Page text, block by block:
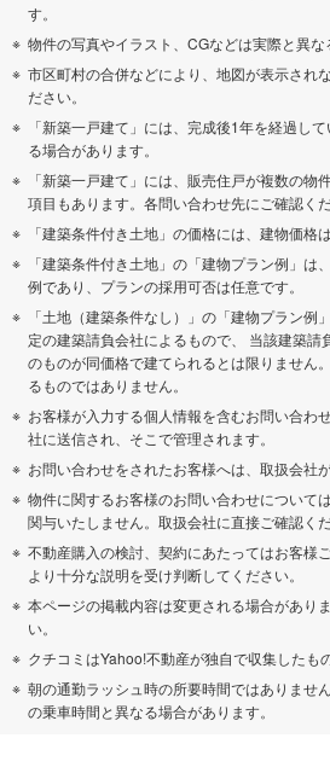
す。
物件の写真やイラスト、CGなどは実際と異な
市区町村の合併などにより、地図が表示され
ださい。
「新築一戸建て」には、完成後1年を経過し
る場合があります。
「新築一戸建て」には、販売住戸が複数の物
項目もあります。各問い合わせ先にご確認くだ
「建築条件付き土地」の価格には、建物価格
「建築条件付き土地」の「建物プラン例」は
例であり、プランの採用可否は任意です。
「土地（建築条件なし）」の「建物プラン例
定の建築請負会社によるもので、 当該建築請
のものが同価格で建てられるとは限りません
るものではありません。
お客様が入力する個人情報を含むお問い合わ
社に送信され、そこで管理されます。
お問い合わせをされたお客様へは、取扱会社
物件に関するお客様のお問い合わせについて
関与いたしません。取扱会社に直接ご確認くだ
不動産購入の検討、契約にあたってはお客様
より十分な説明を受け判断してください。
本ページの掲載内容は変更される場合があり
い。
クチコミはYahoo!不動産が独自で収集したも
朝の通勤ラッシュ時の所要時間ではありませ
の乗車時間と異なる場合があります。